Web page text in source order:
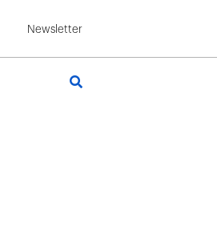
Newsletter